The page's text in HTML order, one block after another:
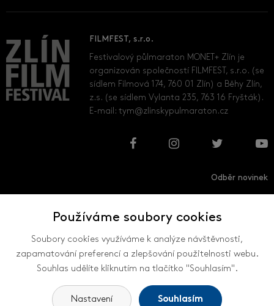
FILMFEST, s.r.o.
Festivalový půlmaraton MONET+ Zlín je
organizován společností FILMFEST, s.r.o. (se
sídlem Filmová 174, 760 01 Zlín) a Běhy Zlín,
z.s. (se sídlem Vylanta 235, 763 16 Fryšták).
E-mail:tym@zlinskypulmaraton.cz
Odběr novinek
VŠECHNY KONTAKTY
Používáme soubory cookies
Soubory cookies využíváme k analýze návštěvnosti,
zapamatování preferencí a zlepšování použitelnosti webu.
Souhlas udělíte kliknutím na tlačítko "Souhlasím".
Nastavení Souhlasím